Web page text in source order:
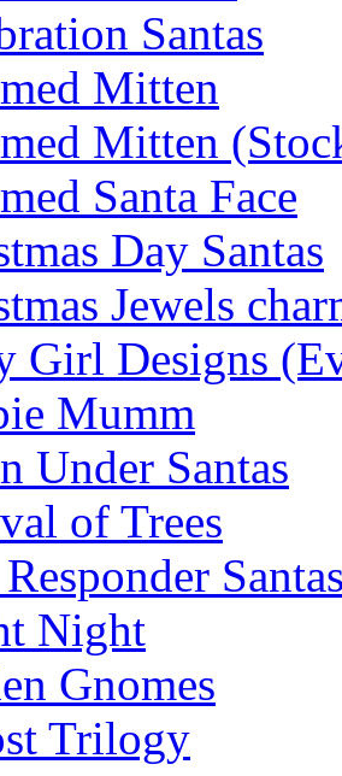
Santas
Mitten
Mitten
Santa Face
Day Santas
Jewels
Girl Designs
Mumm
Under Santas
of Trees
Night
Gnomes
Trilogy